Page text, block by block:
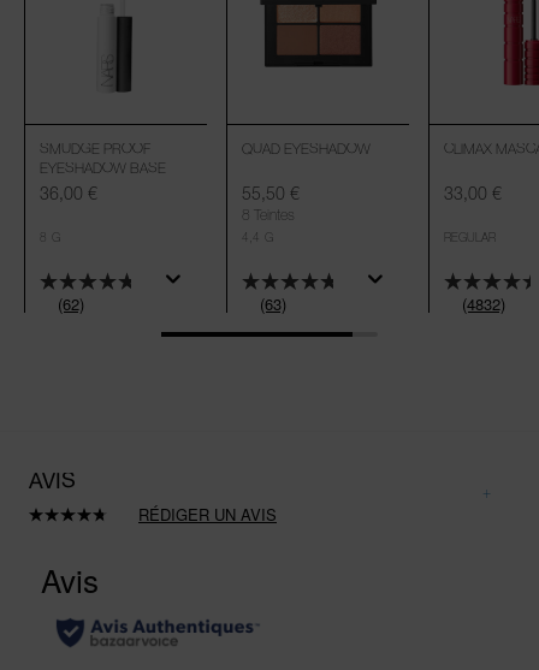
(62)
SMUDGE PROOF
EYESHADOW BASE
36,00 €
8 G
(63)
QUAD EYESHADOW
8 Teintes
55,50 €
4,4 G
(4832)
CLIMAX
33,00 €
REGULAR
AVIS
RÉDIGER UN AVIS